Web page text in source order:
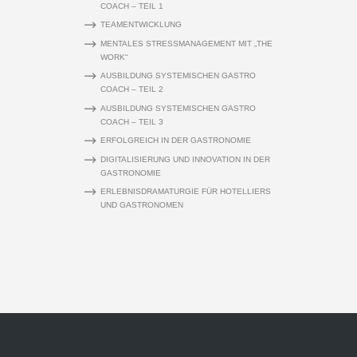
COACH – TEIL 1
TEAMENTWICKLUNG
MENTALES STRESSMANAGEMENT MIT „THE
WORK“
AUSBILDUNG SYSTEMISCHEN GASTRO
COACH – TEIL 2
AUSBILDUNG SYSTEMISCHEN GASTRO
COACH – TEIL 3
ERFOLGREICH IN DER GASTRONOMIE
DIGITALISIERUNG UND INNOVATION IN DER
GASTRONOMIE
ERLEBNISDRAMATURGIE FÜR HOTELLIERS
UND GASTRONOMEN